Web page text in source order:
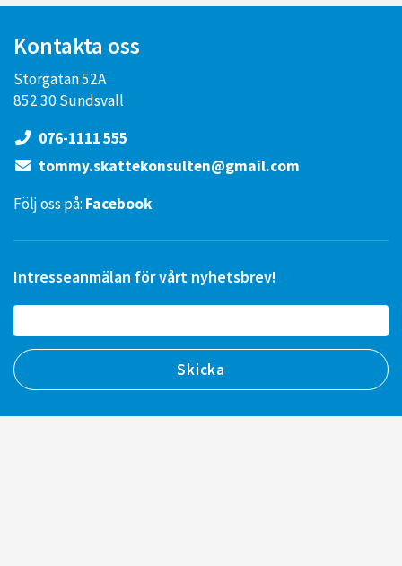
Kontakta oss
Storgatan 52A
852 30 Sundsvall
076-1111 555
tommy.skattekonsulten@gmail.com
Följ oss på: Facebook
Intresseanmälan för vårt nyhetsbrev!